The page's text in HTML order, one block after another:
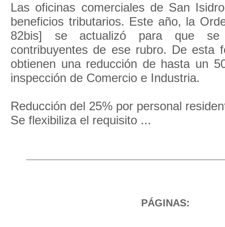
Las oficinas comerciales de San
beneficios tributarios. Este año, la
82bis] se actualizó para que se
contribuyentes de ese rubro. De esta
obtienen una reducción de hasta un
inspección de Comercio e Industria.
Reducción del 25% por personal
Se flexibiliza el requisito ...
PÁGINAS: